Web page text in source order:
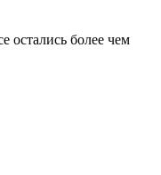
остались более чем